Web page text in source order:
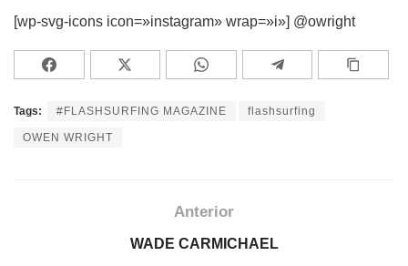
[wp-svg-icons icon=»instagram» wrap=»i»] @owright
Tags: #FLASHSURFING MAGAZINE flashsurfing
OWEN WRIGHT
Anterior
WADE CARMICHAEL